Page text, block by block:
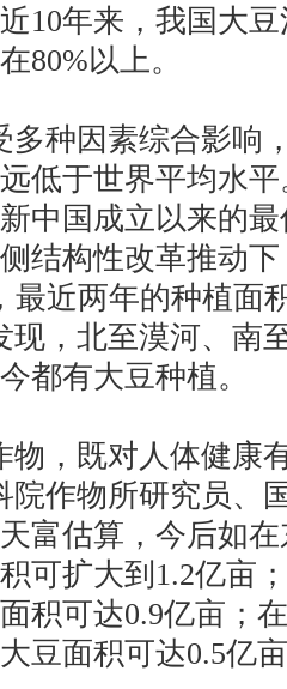
10年来，我国大
80%以上。
种因素综合影响
低于世界平均水
中国成立以来的
结构性改革推动
最近两年的种植面
现，北至漠河、南
都有大豆种植。
，既对人体健康
院作物所研究员、
富估算，今后如
可扩大到1.2亿亩
积可达0.9亿亩；
豆面积可达0.5亿